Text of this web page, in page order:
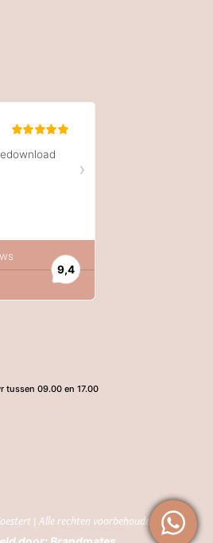
tussen 09.00 en 17.00
| Alle rechten voorbehouden